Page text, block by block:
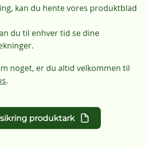
kan du hente vores produktblad
du til enhver tid se dine
noget, er du altid velkommen til
.
produktark